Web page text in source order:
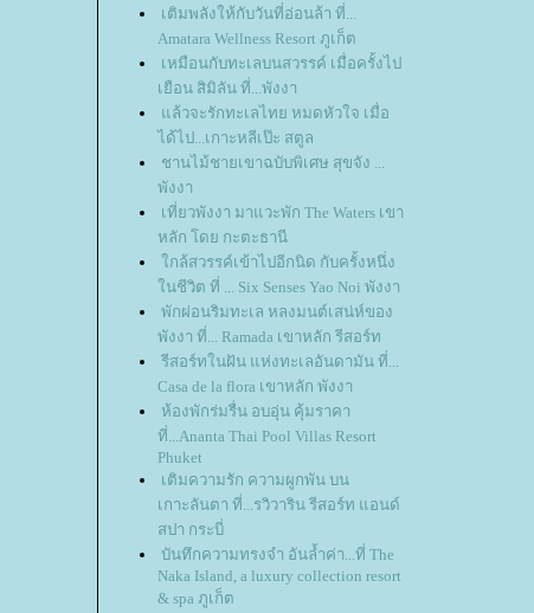
เติมพลังให้กับวันที่อ่อนล้า ที่...
Amatara Wellness Resort ภูเก็ต
เหมือนกับทะเลบนสวรรค์ เมื่อครั้งไป
เยือน สิมิลัน ที่...พังงา
ล้วจะรักทะเลไทย หมดหัวใจ เมื่อ
ได้ไป...เกาะหลีเป๊ะ สตูล
ชานไม้ชายเขาฉบับพิเศษ สุขจัง ...
พังงา
เที่ยวพังงา มาแวะพัก The Waters เขา
หลัก โดย กะตะธานี
กล้สวรรค์เข้าไปอีกนิด กับครั้งหนึ่ง
นชีวิต ที่ ... Six Senses Yao Noi พังงา
พักผ่อนริมทะเล หลงมนต์เสน่ห์ของ
พังงา ที่... Ramada เขาหลัก รีสอร์ท
รีสอร์ทในฝัน แห่งทะเลอันดามัน ที่...
Casa de la flora เขาหลัก พังงา
ห้องพักร่มรื่น อบอุ่น คุ้มราคา
ที่...Ananta Thai Pool Villas Resort
Phuket
เติมความรัก ความผูกพัน บน
เกาะลันตา ที่...รวิวาริน รีสอร์ท แอนด์
สปา กระบี่
บันทึกความทรงจำ อันล้ำค่า...ที่ The
Naka Island, a luxury collection resort
& spa ภูเก็ต